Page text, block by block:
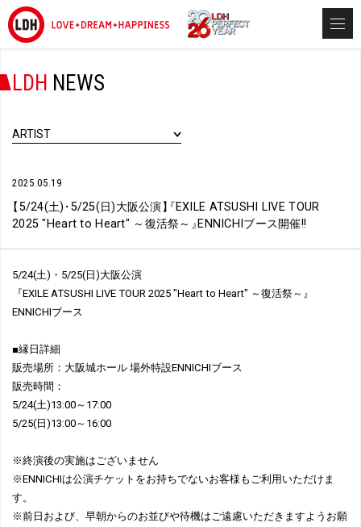
LDH NEWS
ARTIST
2025.05.19
【5/24(土)・5/25(日)大阪公演】
『EXILE ATSUSHI LIVE TOUR
2025 "Heart to Heart" ～復活祭～ 』ENNICHIブース開催!!
5/24(土)・5/25(日)大阪公演
『EXILE ATSUSHI LIVE TOUR 2025 "Heart to Heart" ～復活祭～』
ENNICHIブース
■縁日詳細
販売場所：大阪城ホール 場外特設ENNICHIブース
販売時間：
5/24(土)13:00～17:00
5/25(日)13:00～16:00
※終演後の実施はございません
※ENNICHIは公演チケットをお持ちでないお客様もご利用いただけま
す。
※前日および、早朝からのお並びや待機はご遠慮いただきますようお願